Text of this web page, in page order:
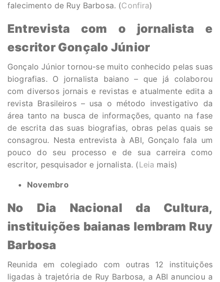
falecimento de Ruy Barbosa. (Confira)
Entrevista com o jornalista e
escritor Gonçalo Júnior
Gonçalo Júnior tornou-se muito conhecido pelas suas
biografias. O jornalista baiano – que já colaborou
com diversos jornais e revistas e atualmente edita a
revista Brasileiros – usa o método investigativo da
área tanto na busca de informações, quanto na fase
de escrita das suas biografias, obras pelas quais se
consagrou. Nesta entrevista à ABI, Gonçalo fala um
pouco do seu processo e de sua carreira como
escritor, pesquisador e jornalista. (Leia mais)
Novembro
No Dia Nacional da Cultura,
instituições baianas lembram Ruy
Barbosa
Reunida em colegiado com outras 12 instituições
ligadas à trajetória de Ruy Barbosa, a ABI anunciou a